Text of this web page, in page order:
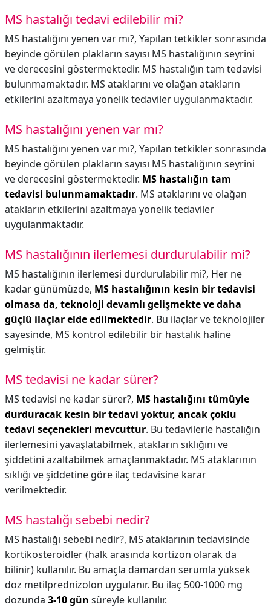
MS hastalığı tedavi edilebilir mi?
MS hastalığını yenen var mı?, Yapılan tetkikler sonrasında
beyinde görülen plakların sayısı MS hastalığının seyrini
ve derecesini göstermektedir. MS hastalığın tam tedavisi
bulunmamaktadır. MS ataklarını ve olağan atakların
etkilerini azaltmaya yönelik tedaviler uygulanmaktadır.
MS hastalığını yenen var mı?
MS hastalığını yenen var mı?, Yapılan tetkikler sonrasında
beyinde görülen plakların sayısı MS hastalığının seyrini
ve derecesini göstermektedir. MS hastalığın tam
tedavisi bulunmamaktadır. MS ataklarını ve olağan
atakların etkilerini azaltmaya yönelik tedaviler
uygulanmaktadır.
MS hastalığının ilerlemesi durdurulabilir mi?
MS hastalığının ilerlemesi durdurulabilir mi?, Her ne
kadar günümüzde, MS hastalığının kesin bir tedavisi
olmasa da, teknoloji devamlı gelişmekte ve daha
güçlü ilaçlar elde edilmektedir. Bu ilaçlar ve teknolojiler
sayesinde, MS kontrol edilebilir bir hastalık haline
gelmiştir.
MS tedavisi ne kadar sürer?
MS tedavisi ne kadar sürer?, MS hastalığını tümüyle
durduracak kesin bir tedavi yoktur, ancak çoklu
tedavi seçenekleri mevcuttur. Bu tedavilerle hastalığın
ilerlemesini yavaşlatabilmek, atakların sıklığını ve
şiddetini azaltabilmek amaçlanmaktadır. MS ataklarının
sıklığı ve şiddetine göre ilaç tedavisine karar
verilmektedir.
MS hastalığı sebebi nedir?
MS hastalığı sebebi nedir?, MS ataklarının tedavisinde
kortikosteroidler (halk arasında kortizon olarak da
bilinir) kullanılır. Bu amaçla damardan serumla yüksek
doz metilprednizolon uygulanır. Bu ilaç 500-1000 mg
dozunda 3-10 gün süreyle kullanılır.